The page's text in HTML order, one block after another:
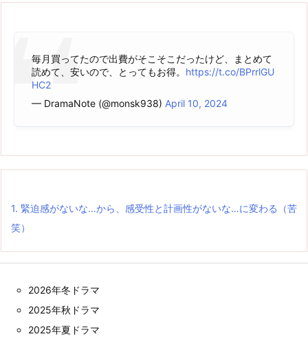
毎月買ってたので出費がそこそこだったけど、まとめて
読めて、安いので、とってもお得。 https://t.co/BPrrlGU
HC2
— DramaNote (@monsk938) April 10, 2024
1. 緊迫感がないな…から、感受性と計画性がないな…に変わる（苦
笑）
2026年冬ドラマ
2025年秋ドラマ
2025年夏ドラマ